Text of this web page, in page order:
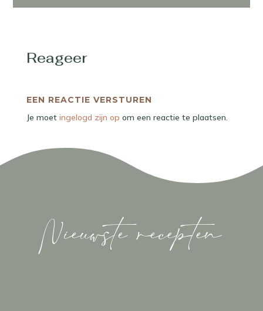
Reageer
EEN REACTIE VERSTUREN
Je moet ingelogd zijn op om een reactie te plaatsen.
Nieuwste recepten